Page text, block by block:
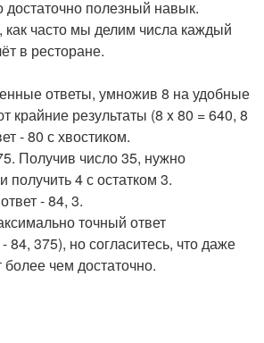
достаточно полезный навык.
как часто мы делим числа каждый
в ресторане.
ответы, умножив 8 на удобные
крайние результаты (8 x 80 = 640, 8
- 80 с хвостиком.
Получив число 35, нужно
получить 4 с остатком 3.
- 84, 3.
точный ответ
84, 375), но согласитесь, что даже
более чем достаточно.